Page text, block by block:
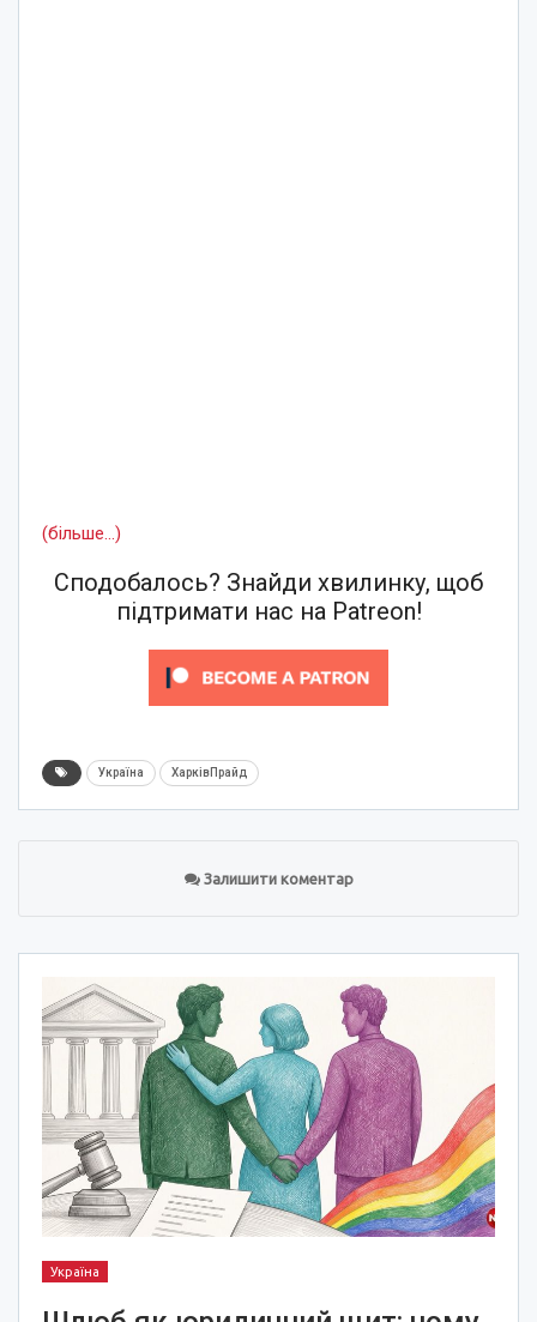
(більше…)
Сподобалось? Знайди хвилинку, щоб
підтримати нас на Patreon!
Україна ХарківПрайд
Залишити коментар
Україна